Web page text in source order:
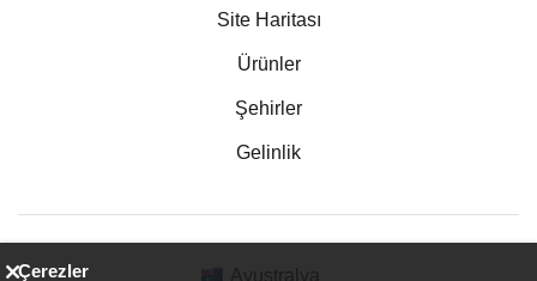
Site Haritası
Ürünler
Şehirler
Gelinlik
Çerezler